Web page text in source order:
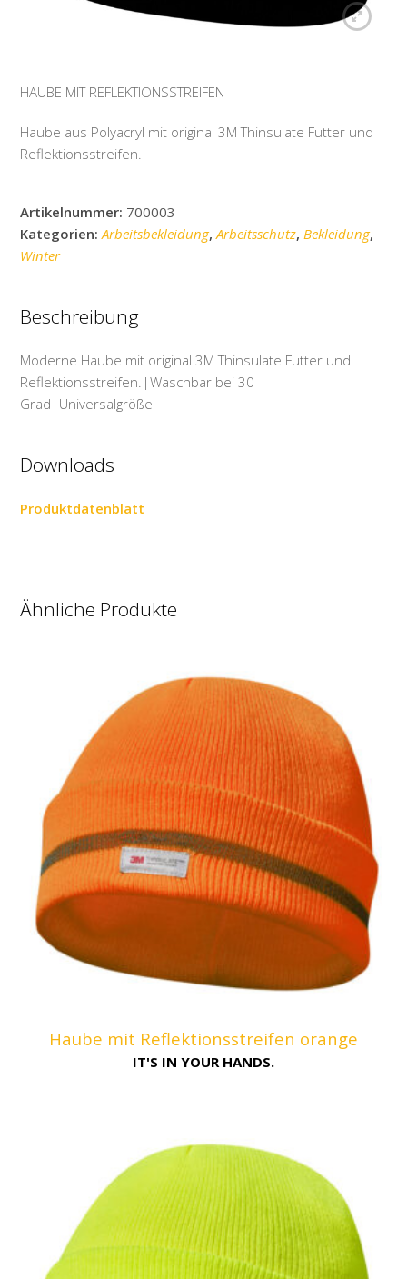
HAUBE MIT REFLEKTIONSSTREIFEN
Haube aus Polyacryl mit original 3M Thinsulate Futter und
Reflektionsstreifen.
Artikelnummer: 700003
Kategorien:Arbeitsbekleidung,Arbeitsschutz,Bekleidung,
Winter
Beschreibung
Moderne Haube mit original 3M Thinsulate Futter und
Reflektionsstreifen.|Waschbar bei 30
Grad|Universalgröße
Downloads
Produktdatenblatt
Ähnliche Produkte
Haube mit Reflektionsstreifen orange
IT'S IN YOUR HANDS.